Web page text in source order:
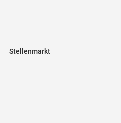
Stellenmarkt